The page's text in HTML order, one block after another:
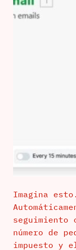
Imagina
número de
impuesto y